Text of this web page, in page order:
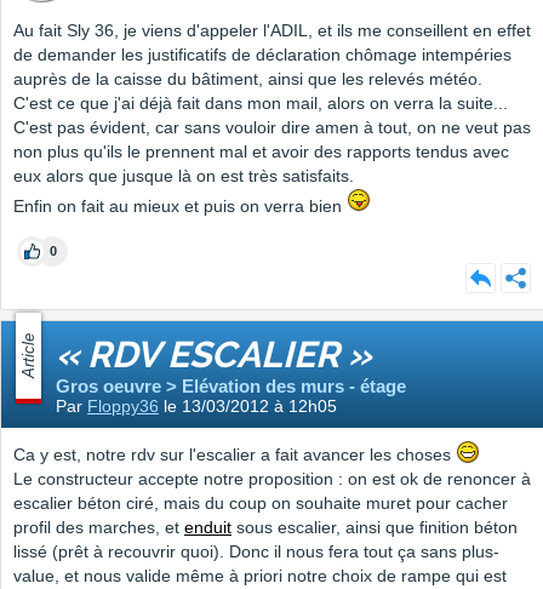
Au fait Sly 36, je viens d'appeler l'ADIL, et ils me conseillent en effet
de demander les justificatifs de déclaration chômage intempéries
auprès de la caisse du bâtiment, ainsi que les relevés météo.
C'est ce que j'ai déjà fait dans mon mail, alors on verra la suite...
C'est pas évident, car sans vouloir dire amen à tout, on ne veut pas
non plus qu'ils le prennent mal et avoir des rapports tendus avec
eux alors que jusque là on est très satisfaits.
Enfin on fait au mieux et puis on verra bien
0
Article « RDV ESCALIER »
Gros oeuvre > Elévation des murs - étage
Par Floppy36 le 13/03/2012 à 12h05
Ca y est, notre rdv sur l'escalier a fait avancer les choses
Le constructeur accepte notre proposition : on est ok de renoncer à
escalier béton ciré, mais du coup on souhaite muret pour cacher
profil des marches, et enduit sous escalier, ainsi que finition béton
lissé (prêt à recouvrir quoi). Donc il nous fera tout ça sans plus-
value, et nous valide même à priori notre choix de rampe qui est